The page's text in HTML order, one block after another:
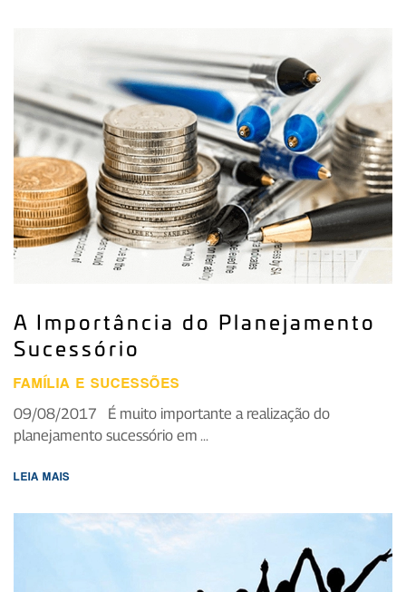
A Importância do Planejamento
Sucessório
FAMÍLIA E SUCESSÕES
09/08/2017 É muito importante a realização do
planejamento sucessório em ...
LEIA MAIS